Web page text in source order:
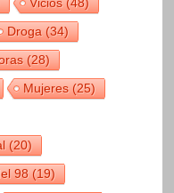
Droga(34)
(28)
Mujeres(25)
(20)
98(19)